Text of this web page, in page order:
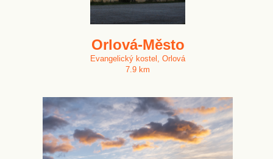
Orlová-Město
Evangelický kostel, Orlová
7.9 km